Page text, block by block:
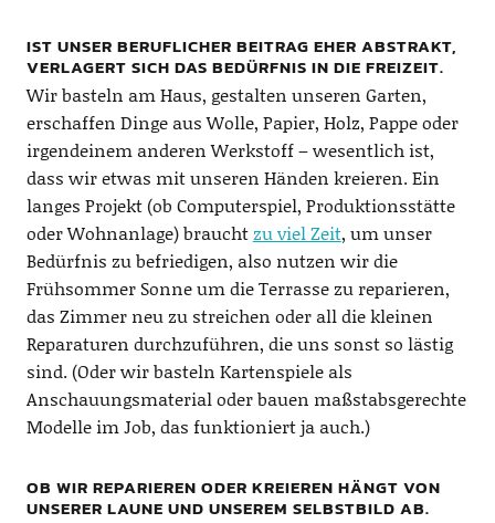
IST UNSER BERUFLICHER BEITRAG EHER ABSTRAKT,
VERLAGERT SICH DAS BEDÜRFNIS IN DIE FREIZEIT.
Wir basteln am Haus, gestalten unseren Garten,
erschaffen Dinge aus Wolle, Papier, Holz, Pappe oder
irgendeinem anderen Werkstoff – wesentlich ist,
dass wir etwas mit unseren Händen kreieren. Ein
langes Projekt (ob Computerspiel, Produktionsstätte
oder Wohnanlage) brauchtzu viel Zeit, um unser
Bedürfnis zu befriedigen, also nutzen wir die
Frühsommer Sonne um die Terrasse zu reparieren,
das Zimmer neu zu streichen oder all die kleinen
Reparaturen durchzuführen, die uns sonst so lästig
sind. (Oder wir basteln Kartenspiele als
Anschauungsmaterial oder bauen maßstabsgerechte
Modelle im Job, das funktioniert ja auch.)
OB WIR REPARIEREN ODER KREIEREN HÄNGT VON
UNSERER LAUNE UND UNSEREM SELBSTBILD AB.